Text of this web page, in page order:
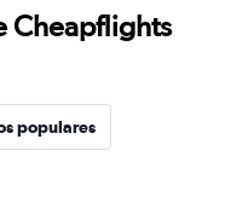
Cheapflights
populares